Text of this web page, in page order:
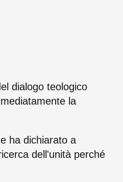
dialogo teologico
la
ha dichiarato a
dell'unità perché